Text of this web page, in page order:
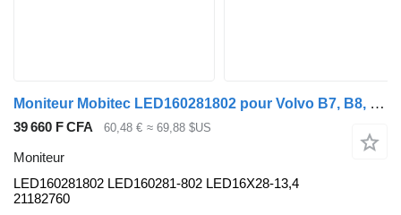
Moniteur Mobitec LED160281802 pour Volvo B7, B8, B9, B12 bus (2005-)
39 660 F CFA 60,48 € ≈ 69,88 $US
Moniteur
LED160281802 LED160281-802 LED16X28-13,4
21182760